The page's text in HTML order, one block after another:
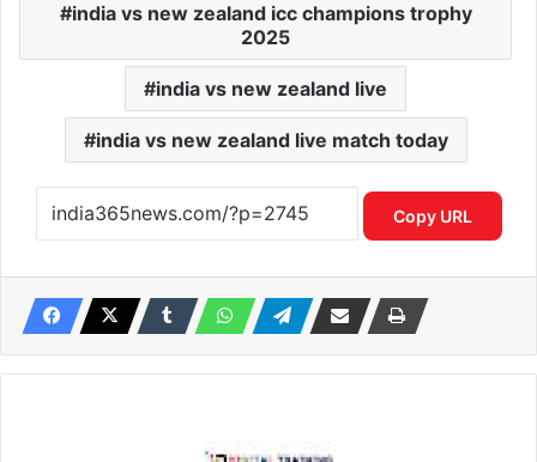
india vs new zealand icc champions trophy
2025
india vs new zealand live
india vs new zealand live match today
Copy URL